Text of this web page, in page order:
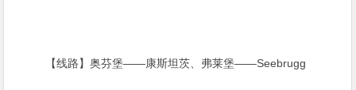
【线路】奥芬堡——康斯坦茨、弗莱堡——Seebrugg